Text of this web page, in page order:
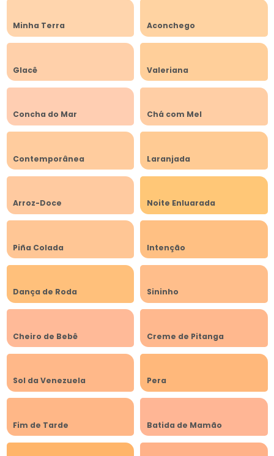
Minha Terra Aconchego
Glacê Valeriana
Concha do Mar Chá com Mel
Contemporânea Laranjada
Arroz-Doce Noite Enluarada
Piña Colada Intenção
Dança de Roda Sininho
Cheiro de Bebê Creme de Pitanga
Sol da Venezuela Pera
Fim de Tarde Batida de Mamão